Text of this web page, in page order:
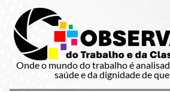
Onde o mundo do trabalho é
saúde e da dignidade de